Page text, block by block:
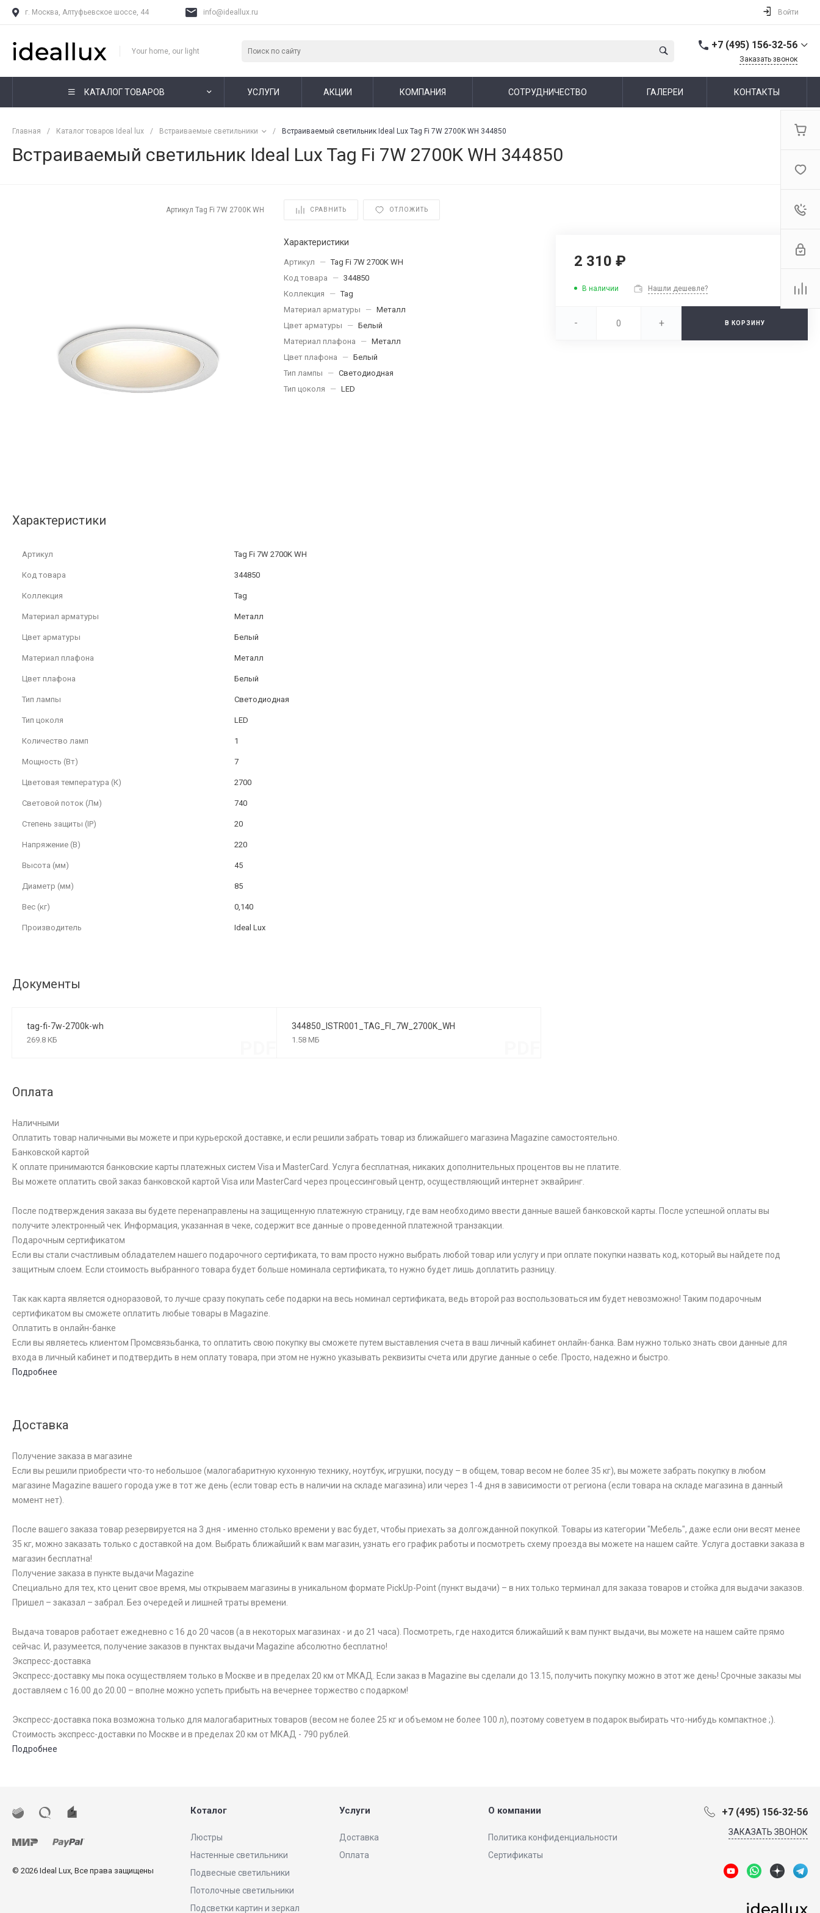
г. Москва, Алтуфьевское шоссе, 44 info@ideallux.ru Войти
Your home, our light
+7 (495) 156-32-56
г. Москва,
Пн-Пт: 10:00-19:00 Cб-Вс:
Заказать звонок
КАТАЛОГ ТОВАРОВ УСЛУГИ АКЦИИ КОМПАНИЯ СОТРУДНИЧЕСТВО ГАЛЕРЕИ КОНТАКТЫ
Главная / Каталог товаров Ideal lux / Встраиваемые светильники / Встраиваемый светильник Ideal Lux Tag Fi 7W 2700K WH 344850
Встраиваемый светильник Ideal Lux Tag Fi 7W 2700K WH 344850
АртикулTag Fi 7W 2700K WH СРАВНИТЬ ОТЛОЖИТЬ
Характеристики
Артикул — Tag Fi 7W 2700K WH
Код товара
— 344850
Коллекция
— Tag
Материал арматуры
— Металл
Цвет арматуры
— Белый
Материал плафона
— Металл
Цвет плафона
— Белый
Тип лампы
— Светодиодная
Тип цоколя
— LED
2 310 ₽
В наличии Нашли дешевле?
- + В КОРЗИНУ
Характеристики
Артикул Tag Fi 7W 2700K WH
Код товара 344850
Коллекция Tag
Материал арматуры Металл
Цвет арматуры Белый
Материал плафона Металл
Цвет плафона Белый
Тип лампы Светодиодная
Тип цоколя LED
Количество ламп 1
Мощность (Вт) 7
Цветовая температура (К) 2700
Световой поток (Лм) 740
Степень защиты (IP) 20
Напряжение (В) 220
Высота (мм) 45
Диаметр (мм) 85
Вес (кг) 0,140
Производитель Ideal Lux
Документы
tag-fi-7w-2700k-wh
269.8 КБ
344850_ISTR001_TAG_FI_7W_2700K_WH
1.58 МБ
Оплата
Наличными
Оплатить товар наличными вы можете и при курьерской доставке, и если решили забрать товар из ближайшего магазина Magazine самоcтоятельно.
Банковской картой
К оплате принимаются банковские карты платежных систем Visa и MasterCard. Услуга бесплатная, никаких дополнительных процентов вы не платите.
Вы можете оплатить свой заказ банковской картой Visa или MasterCard через процессинговый центр, осуществляющий интернет эквайринг.
После подтверждения заказа вы будете перенаправлены на защищенную платежную страницу, где вам необходимо ввести данные вашей банковской карты. После успешной оплаты вы
получите электронный чек. Информация, указанная в чеке, содержит все данные о проведенной платежной транзакции.
Подарочным сертификатом
Если вы стали счастливым обладателем нашего подарочного сертификата, то вам просто нужно выбрать любой товар или услугу и при оплате покупки назвать код, который вы найдете под
защитным слоем. Если стоимость выбранного товара будет больше номинала сертификата, то нужно будет лишь доплатить разницу.
Так как карта является одноразовой, то лучше сразу покупать себе подарки на весь номинал сертификата, ведь второй раз воспользоваться им будет невозможно! Таким подарочным
сертификатом вы сможете оплатить любые товары в Magazine.
Оплатить в онлайн-банке
Если вы являетесь клиентом Промсвязьбанка, то оплатить свою покупку вы сможете путем выставления счета в ваш личный кабинет онлайн-банка. Вам нужно только знать свои данные для
входа в личный кабинет и подтвердить в нем оплату товара, при этом не нужно указывать реквизиты счета или другие данные о себе. Просто, надежно и быстро.
Подробнее
Доставка
Получение заказа в магазине
Если вы решили приобрести что-то небольшое (малогабаритную кухонную технику, ноутбук, игрушки, посуду – в общем, товар весом не более 35 кг), вы можете забрать покупку в любом
магазине Magazine вашего города уже в тот же день (если товар есть в наличии на складе магазина) или через 1-4 дня в зависимости от региона (если товара на складе магазина в данный
момент нет).
После вашего заказа товар резервируется на 3 дня - именно столько времени у вас будет, чтобы приехать за долгожданной покупкой. Товары из категории "Мебель", даже если они весят менее
35 кг, можно заказать только с доставкой на дом. Выбрать ближайший к вам магазин, узнать его график работы и посмотреть схему проезда вы можете на нашем сайте. Услуга доставки заказа в
магазин бесплатна!
Получение заказа в пункте выдачи Magazine
Специально для тех, кто ценит свое время, мы открываем магазины в уникальном формате PickUp-Point (пункт выдачи) – в них только терминал для заказа товаров и стойка для выдачи заказов.
Пришел – заказал – забрал. Без очередей и лишней траты времени.
Выдача товаров работает ежедневно с 16 до 20 часов (а в некоторых магазинах - и до 21 часа). Посмотреть, где находится ближайший к вам пункт выдачи, вы можете на нашем сайте прямо
сейчас. И, разумеется, получение заказов в пунктах выдачи Magazine абсолютно бесплатно!
Экспресс-доставка
Экспресс-доставку мы пока осуществляем только в Москве и в пределах 20 км от МКАД. Если заказ в Magazine вы сделали до 13.15, получить покупку можно в этот же день! Срочные заказы мы
доставляем с 16.00 до 20.00 – вполне можно успеть прибыть на вечернее торжество с подарком!
Экспресс-доставка пока возможна только для малогабаритных товаров (весом не более 25 кг и объемом не более 100 л), поэтому советуем в подарок выбирать что-нибудь компактное ;).
Стоимость экспресс-доставки по Москве и в пределах 20 км от МКАД - 790 рублей.
Подробнее
© 2026 Ideal Lux, Все права защищены
Коталог
Люстры
Настенные светильники
Подвесные светильники
Потолочные светильники
Подсветки картин и зеркал
Услуги
Доставка
Оплата
О компании
Политика конфиденциальности
Сертификаты
+7 (495) 156-32-56
ЗАКАЗАТЬ ЗВОНОК